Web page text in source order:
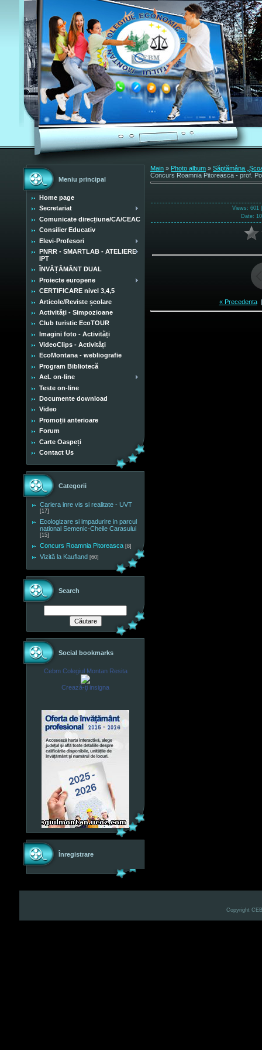
Meniu principal
Home page
Secretariat
Comunicate direcțiune/CA/CEAC
Consilier Educativ
Elevi-Profesori
PNRR - SMARTLAB - ATELIERE
IPT
ÎNVĂȚĂMÂNT DUAL
Proiecte europene
CERTIFICARE nivel 3,4,5
Articole/Reviste școlare
Activități - Simpozioane
Club turistic EcoTOUR
Imagini foto - Activități
VideoClips - Activități
EcoMontana - webliografie
Program Bibliotecă
AeL on-line
Teste on-line
Documente download
Video
Promoții anterioare
Forum
Carte Oaspeți
Contact Us
Categorii
Cariera inre vis si realitate - UVT
[17]
Ecologizare si impadurire in parcul
national Semenic-Cheile Carasului
[15]
Concurs Roamnia Pitoreasca [8]
Vizită la Kaufland [60]
Search
Social bookmarks
Cebm Colegiul Montan Resita
Crează-ţi insigna
Înregistrare
Main » Photo album » Săptămâna
Concurs Roamnia Pitoreasca - prof.
Views: 601
Date:
« Precedenta
Copyright